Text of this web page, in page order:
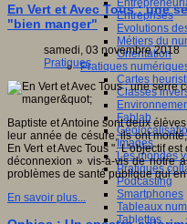
Entreprises
Evolutions
Métiers du
Orientation
Pratiques
Cartes
Classes
Fablab
Images
Les mondes
Pratiques
Podcasting
Smartphones
Tableaux
Tablettes
En Vert et Avec Tous : une
"bien manger"
samedi, 03 novembre 2018
Pratiques
Baptiste et Antoine sont deux
leur année de césure, ils ont
En Vert et Avec Tous ". L'objectif
déconnexion » vis-à-vis de notre
problèmes de santé publique qui
En savoir plus...